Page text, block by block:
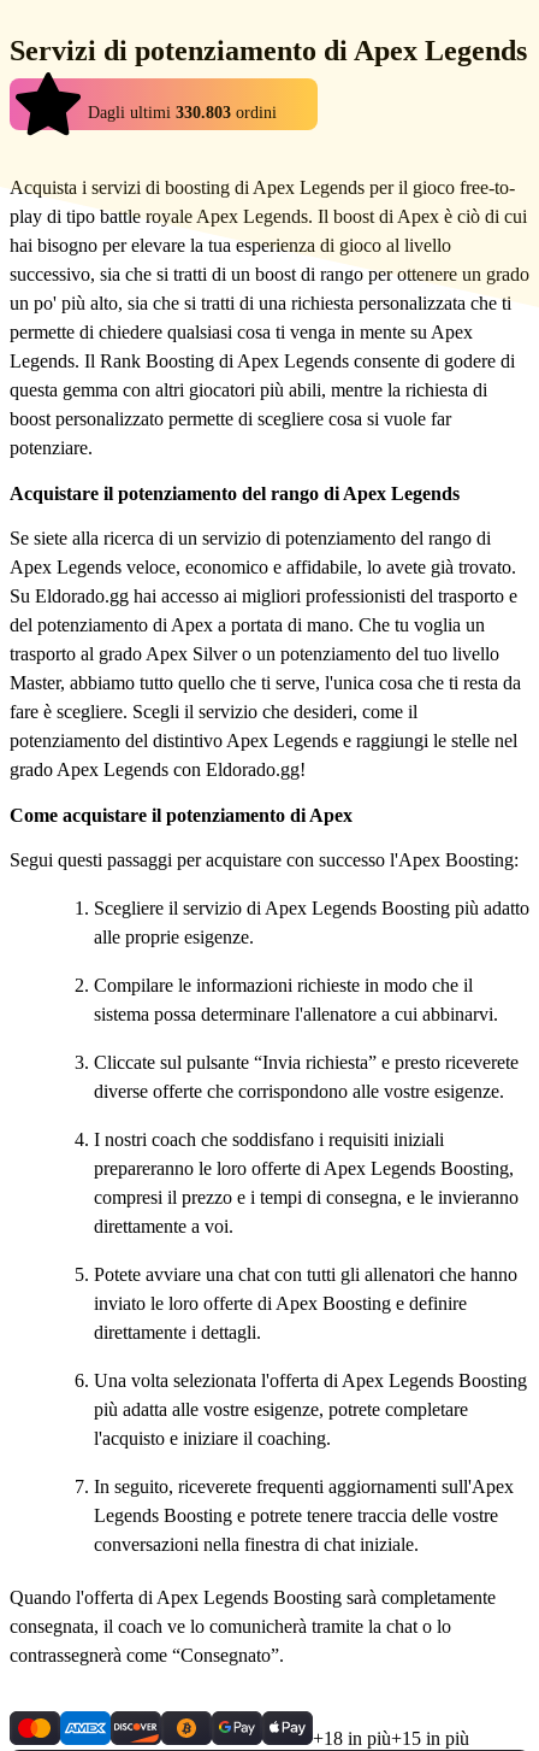
rimborso.
servizi di boosting. Altri prodotti, come account o oggetti, devono
essere acquistati nelle rispettive categorie di prodotto.
Servizi di potenziamento di Apex Legends
Dagli ultimi 330.803 ordini
Acquista i servizi di boosting di Apex Legends per il gioco free-to-
play di tipo battle royale Apex Legends. Il boost di Apex è ciò di cui
hai bisogno per elevare la tua esperienza di gioco al livello
successivo, sia che si tratti di un boost di rango per ottenere un grado
un po' più alto, sia che si tratti di una richiesta personalizzata che ti
permette di chiedere qualsiasi cosa ti venga in mente su Apex
Legends. Il Rank Boosting di Apex Legends consente di godere di
questa gemma con altri giocatori più abili, mentre la richiesta di
boost personalizzato permette di scegliere cosa si vuole far
potenziare.
Acquistare il potenziamento del rango di Apex Legends
Se siete alla ricerca di un servizio di potenziamento del rango di
Apex Legends veloce, economico e affidabile, lo avete già trovato.
Su Eldorado.gg hai accesso ai migliori professionisti del trasporto e
del potenziamento di Apex a portata di mano. Che tu voglia un
trasporto al grado Apex Silver o un potenziamento del tuo livello
Master, abbiamo tutto quello che ti serve, l'unica cosa che ti resta da
fare è scegliere. Scegli il servizio che desideri, come il
potenziamento del distintivo Apex Legends e raggiungi le stelle nel
grado Apex Legends con Eldorado.gg!
Come acquistare il potenziamento di Apex
Segui questi passaggi per acquistare con successo l'Apex Boosting:
Scegliere il servizio di Apex Legends Boosting più adatto
alle proprie esigenze.
Compilare le informazioni richieste in modo che il
sistema possa determinare l'allenatore a cui abbinarvi.
Cliccate sul pulsante “Invia richiesta” e presto riceverete
diverse offerte che corrispondono alle vostre esigenze.
I nostri coach che soddisfano i requisiti iniziali
prepareranno le loro offerte di Apex Legends Boosting,
compresi il prezzo e i tempi di consegna, e le invieranno
direttamente a voi.
Potete avviare una chat con tutti gli allenatori che hanno
inviato le loro offerte di Apex Boosting e definire
direttamente i dettagli.
Una volta selezionata l'offerta di Apex Legends Boosting
più adatta alle vostre esigenze, potrete completare
l'acquisto e iniziare il coaching.
In seguito, riceverete frequenti aggiornamenti sull'Apex
Legends Boosting e potrete tenere traccia delle vostre
conversazioni nella finestra di chat iniziale.
Quando l'offerta di Apex Legends Boosting sarà completamente
consegnata, il coach ve lo comunicherà tramite la chat o lo
contrassegnerà come “Consegnato”.
+18 in più+15 in più